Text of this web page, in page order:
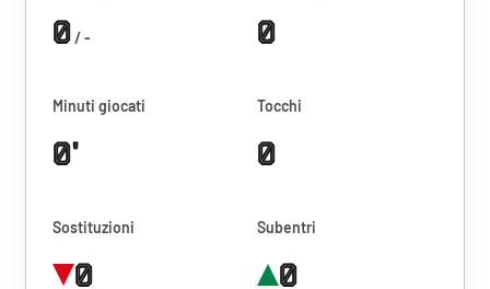
0/ - 0
Minuti giocati
0'
Tocchi
0
Sostituzioni
0
Subentri
0